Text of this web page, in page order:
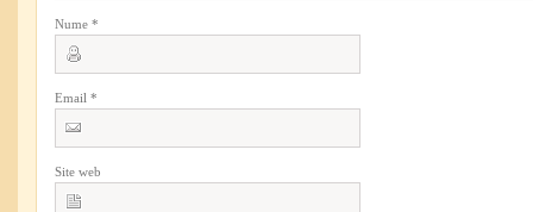
Nume *
Email *
Site web